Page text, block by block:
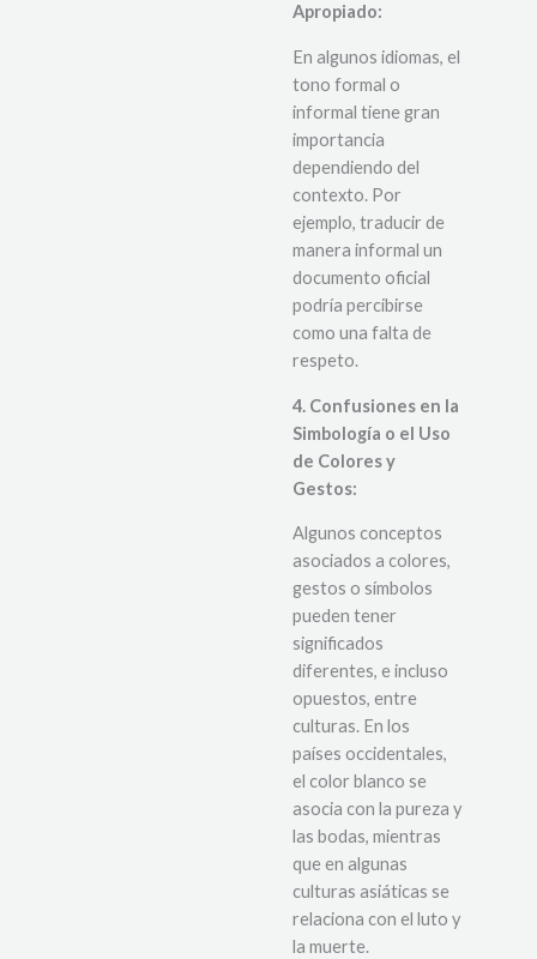
Apropiado:
En algunos idiomas, el
tono formal o
informal tiene gran
importancia
dependiendo del
contexto. Por
ejemplo, traducir de
manera informal un
documento oficial
podría percibirse
como una falta de
respeto.
4. Confusiones en la
Simbología o el Uso
de Colores y
Gestos:
Algunos conceptos
asociados a colores,
gestos o símbolos
pueden tener
significados
diferentes, e incluso
opuestos, entre
culturas. En los
países occidentales,
el color blanco se
asocia con la pureza y
las bodas, mientras
que en algunas
culturas asiáticas se
relaciona con el luto y
la muerte.